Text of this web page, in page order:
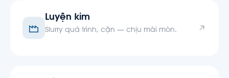
Luyện kim
Slurry quá trình, cặn — chịu mài mòn.